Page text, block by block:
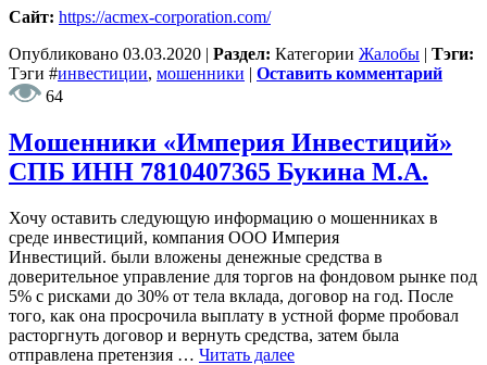
Сайт: https://acmex-corporation.com/
Опубликовано 03.03.2020 | Раздел: Категории Жалобы | Тэги:
Тэги #инвестиции, мошенники | Оставить комментарий
64
Мошенники «Империя Инвестиций»
СПБ ИНН 7810407365 Букина М.А.
Хочу оставить следующую информацию о мошенниках в
среде инвестиций, компания ООО Империя
Инвестиций. были вложены денежные средства в
доверительное управление для торгов на фондовом рынке под
5% с рисками до 30% от тела вклада, договор на год. После
того, как она просрочила выплату в устной форме пробовал
расторгнуть договор и вернуть средства, затем была
отправлена претензия … Читать далее